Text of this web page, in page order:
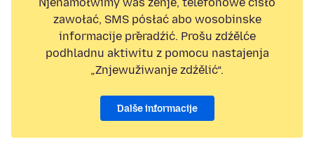
zawołać, SMS pósłać abo wosobinske
informacije přeradźić. Prošu zdźělće
podhladnu aktiwitu z pomocu nastajenja
„Znjewužiwanje zdźělić“.
Dalše informacije